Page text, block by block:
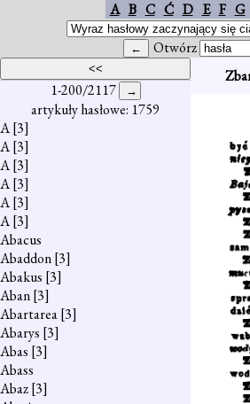
A B C Ć D E F G
Otwórz
1-200/2117
artykuły hasłowe: 1759
A[3]
A[3]
A[3]
A[3]
A[3]
A[3]
Abacus
Abaddon[3]
Abakus [3]
Aban[3]
Abartarea[3]
Abarys [3]
Abas [3]
Abass
Abaz[3]